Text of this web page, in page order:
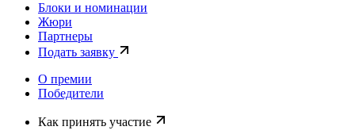
Блоки и номинации
Жюри
Партнеры
Подать заявку
О премии
Победители
Как принять участие